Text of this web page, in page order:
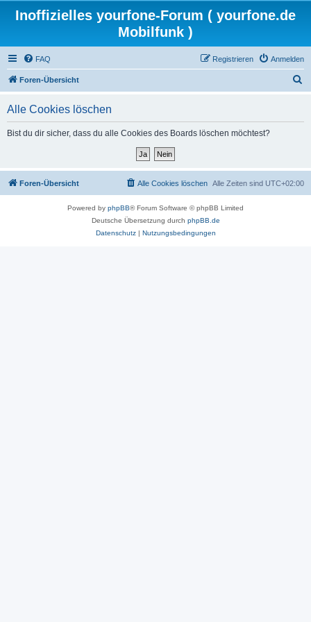
Inoffizielles yourfone-Forum ( yourfone.de
Mobilfunk )
FAQ Anmelden
Registrieren
Foren-Übersicht
Alle Cookies löschen
Bist du dir sicher, dass du alle Cookies des Boards löschen möchtest?
Foren-Übersicht Alle Zeiten sind UTC+02:00
Alle Cookies löschen
Powered by phpBB® Forum Software © phpBB Limited
Deutsche Übersetzung durch phpBB.de
Datenschutz| Nutzungsbedingungen